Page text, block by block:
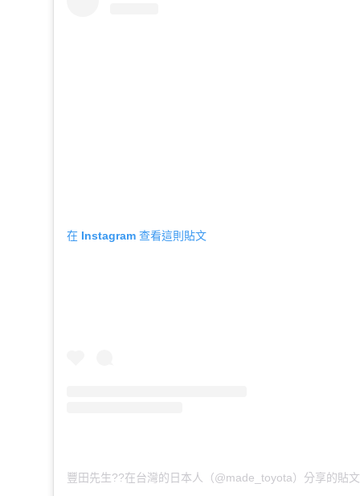
在 Instagram 查看這則貼文
豐田先生??在台灣的日本人（@made_toyota）分享的貼文